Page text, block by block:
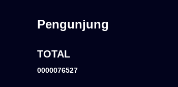
Pengunjung
TOTAL
0000076527